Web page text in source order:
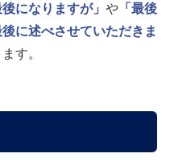
後になりますが」 や 「最後
に述べさせていただきま
す。